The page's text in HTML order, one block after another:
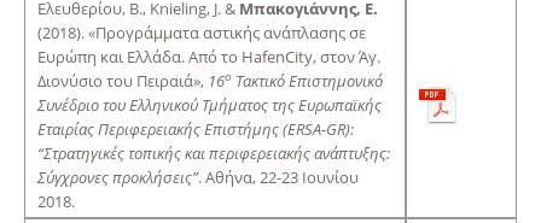
Ελευθερίου, Β., Knieling, J. & Μπακογιάννης, Ε.
(2018).«Προγράμματα αστικής ανάπλασης σε
Ευρώπη και Ελλάδα. Από το HafenCity, στον Άγ.
Διονύσιο του Πειραιά», 16ο Τακτικό Επιστημονικό
Συνέδριο του Ελληνικού Τμήματος της Ευρωπαϊκής
Εταιρίας Περιφερειακής Επιστήμης (ERSA-GR):
“Στρατηγικές τοπικής και περιφερειακής ανάπτυξης:
Σύγχρονες προκλήσεις”. Αθήνα, 22-23 Ιουνίου
2018.